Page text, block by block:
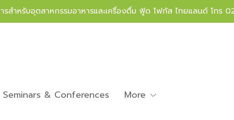
รสำหรับอุตสาหกรรมอาหารและเครื่องดื่ม ฟู้ด โฟกัส ไทยแลนด์ โทร
Seminars & Conferences More